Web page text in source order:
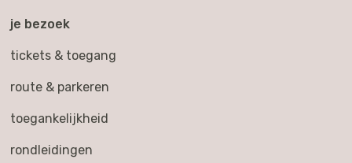
je bezoek
tickets & toegang
route & parkeren
toegankelijkheid
rondleidingen